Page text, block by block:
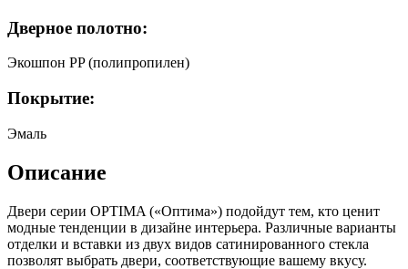
Дверное полотно:
Экошпон PP (полипропилен)
Покрытие:
Эмаль
Описание
Двери серии OPTIMA («Оптима») подойдут тем, кто ценит
модные тенденции в дизайне интерьера. Различные варианты
отделки и вставки из двух видов сатинированного стекла
позволят выбрать двери, соответствующие вашему вкусу.